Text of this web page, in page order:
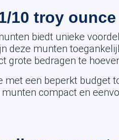
10 troy
biedt unieke
deze munten
grote bedragen te
met een beperkt budget
compact en